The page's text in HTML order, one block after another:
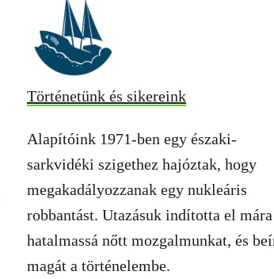
Történetünk és sikereink
Alapítóink 1971-ben egy északi-
sarkvidéki szigethez hajóztak, hogy
megakadályozzanak egy nukleáris
robbantást. Utazásuk indította el mára
hatalmassá nőtt mozgalmunkat, és
magát a történelembe.